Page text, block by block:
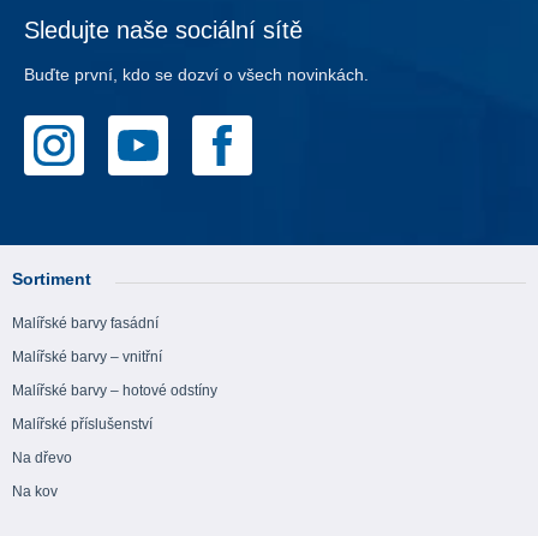
Sledujte naše sociální sítě
Buďte první, kdo se dozví o všech novinkách.
Sortiment
Malířské barvy fasádní
Malířské barvy – vnitřní
Malířské barvy – hotové odstíny
Malířské příslušenství
Na dřevo
Na kov